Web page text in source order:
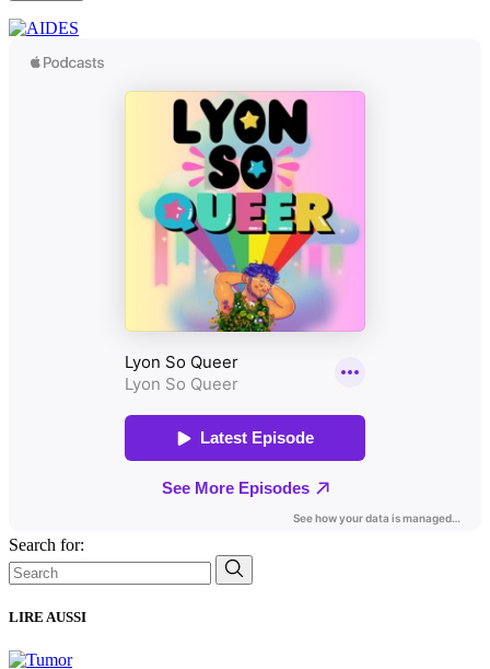
Search for:
LIRE AUSSI